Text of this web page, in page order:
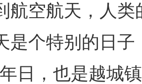
航空航天，人
是个特别的日
日，也是越城